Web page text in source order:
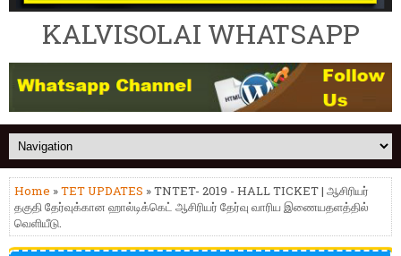
KALVISOLAI WHATSAPP
Home »TET UPDATES » TNTET- 2019 - HALL TICKET | ஆசிரியர்
தகுதி தேர்வுக்கான ஹால்டிக்கெட் ஆசிரியர் தேர்வு வாரிய இணையதளத்தில்
வெளியீடு.